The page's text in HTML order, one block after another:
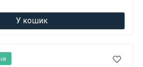
У кошик